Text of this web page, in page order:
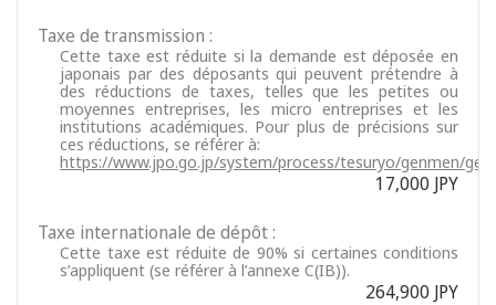
Taxe de transmission :
Cette taxe est réduite si la demande est déposée en
japonais par des déposants qui peuvent prétendre à
des réductions de taxes, telles que les petites ou
moyennes entreprises, les micro entreprises et les
institutions académiques. Pour plus de précisions sur
ces réductions, se référer à:
https://www.jpo.go.jp/system/process/tesuryo/genmen/
17,000 JPY
Taxe internationale de dépôt :
Cette taxe est réduite de 90% si certaines conditions
s’appliquent (se référer à l’annexe C(IB)).
264,900 JPY